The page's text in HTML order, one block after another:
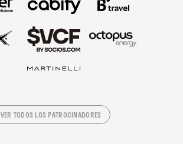
VER TODOS LOS PATROCINADORES